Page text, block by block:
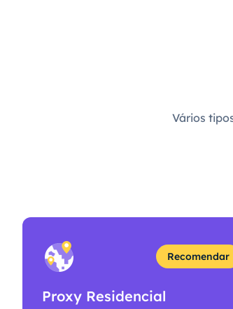
Vários
Recomendar
Proxy Residencial